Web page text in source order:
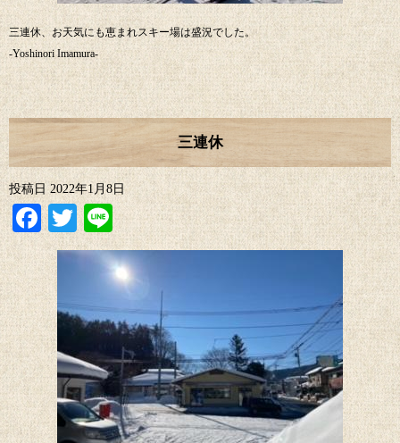
三連休、お天気にも恵まれスキー場は盛況でした。
-Yoshinori Imamura-
三連休
投稿日 2022年1月8日
Facebook
Twitter
Line